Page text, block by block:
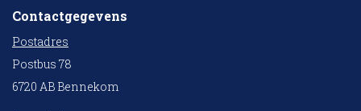
Contactgegevens
Postadres
Postbus 78
6720 AB Bennekom